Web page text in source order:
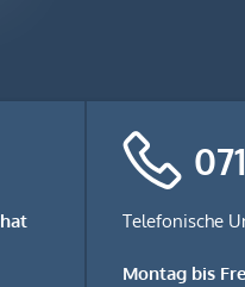
Telefonische
Montag bis